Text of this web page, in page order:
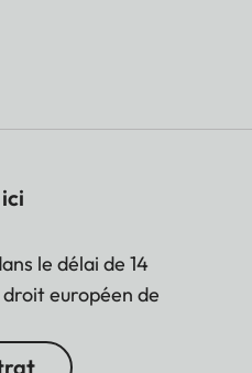
le délai de 14
européen de